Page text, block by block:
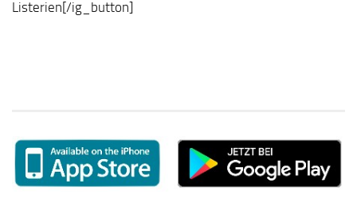
Listerien[/ig_button]